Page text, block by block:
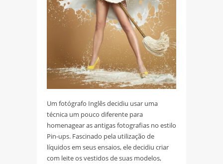
Um fotógrafo Inglês decidiu usar uma
técnica um pouco diferente para
homenagear as antigas fotografias no estilo
Pin-ups. Fascinado pela utilização de
líquidos em seus ensaios, ele decidiu criar
com leite os vestidos de suas modelos,